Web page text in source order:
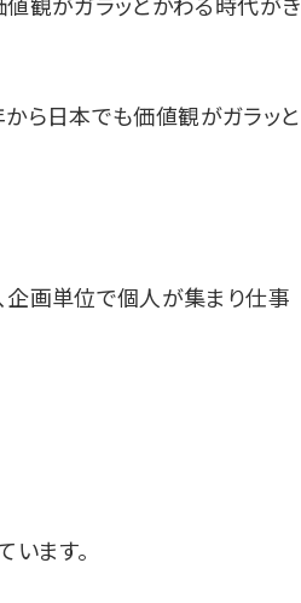
から日本でも価値観がガラッと
企画単位で個人が集まり仕事
ます。